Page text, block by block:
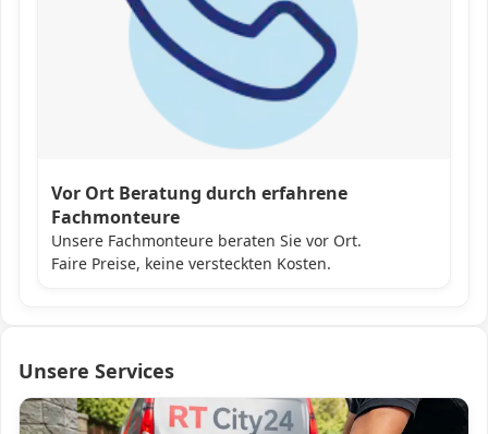
Vor Ort Beratung durch erfahrene
Fachmonteure
Unsere Fachmonteure beraten Sie vor Ort.
Faire Preise, keine versteckten Kosten.
Unsere Services